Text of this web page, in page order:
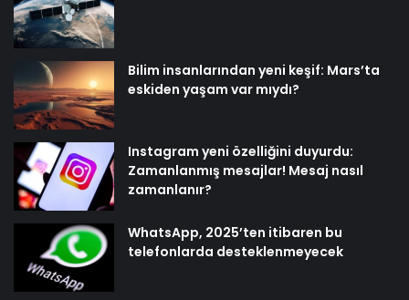
Bilim insanlarından yeni keşif: Mars’ta
eskiden yaşam var mıydı?
Instagram yeni özelliğini duyurdu:
Zamanlanmış mesajlar! Mesaj nasıl
zamanlanır?
WhatsApp, 2025’ten itibaren bu
telefonlarda desteklenmeyecek